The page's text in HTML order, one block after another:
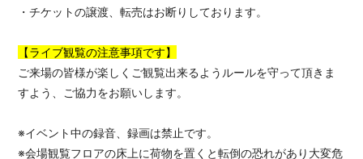
・チケットの譲渡、転売はお断りしております。
【ライブ観覧の注意事項です】
ご来場の皆様が楽しくご観覧出来るようルールを守って頂きま
すよう、ご協力をお願いします。
※イベント中の録音、録画は禁止です。
※会場観覧フロアの床上に荷物を置くと転倒の恐れがあり大変危